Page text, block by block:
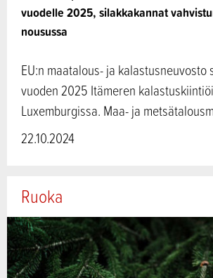
vuodelle 2025, silakkakannat
nousussa
EU:n maatalous- ja kalastusneuvosto
vuoden 2025 Itämeren
Luxemburgissa. Maa- ja
22.10.2024
Ruoka